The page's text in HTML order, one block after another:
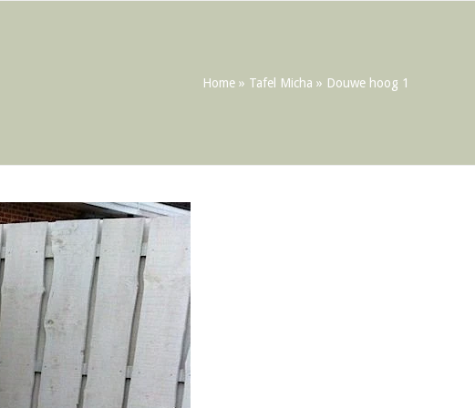
Home » Tafel Micha » Douwe hoog 1